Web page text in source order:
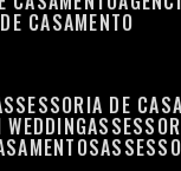
CASAMENTO
ASSESSORIA DE
WEDDING